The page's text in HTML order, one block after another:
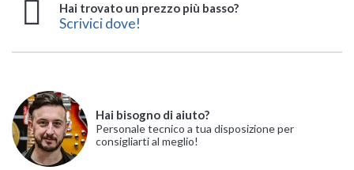
Hai trovato un prezzo più basso?
Scrivici dove!
Hai bisogno di aiuto?
Personale tecnico a tua disposizione per
consigliarti al meglio!